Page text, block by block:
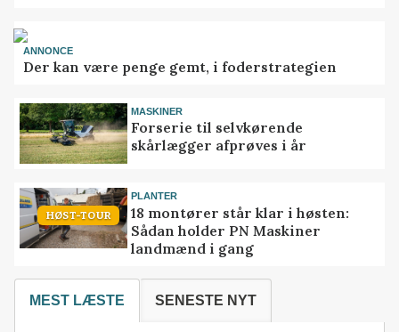
ANNONCE
Der kan være penge gemt, i foderstrategien
MASKINER
Forserie til selvkørende
skårlægger afprøves i år
HØST-TOUR
PLANTER
18 montører står klar i høsten:
Sådan holder PN Maskiner
landmænd i gang
MEST LÆSTE SENESTE NYT